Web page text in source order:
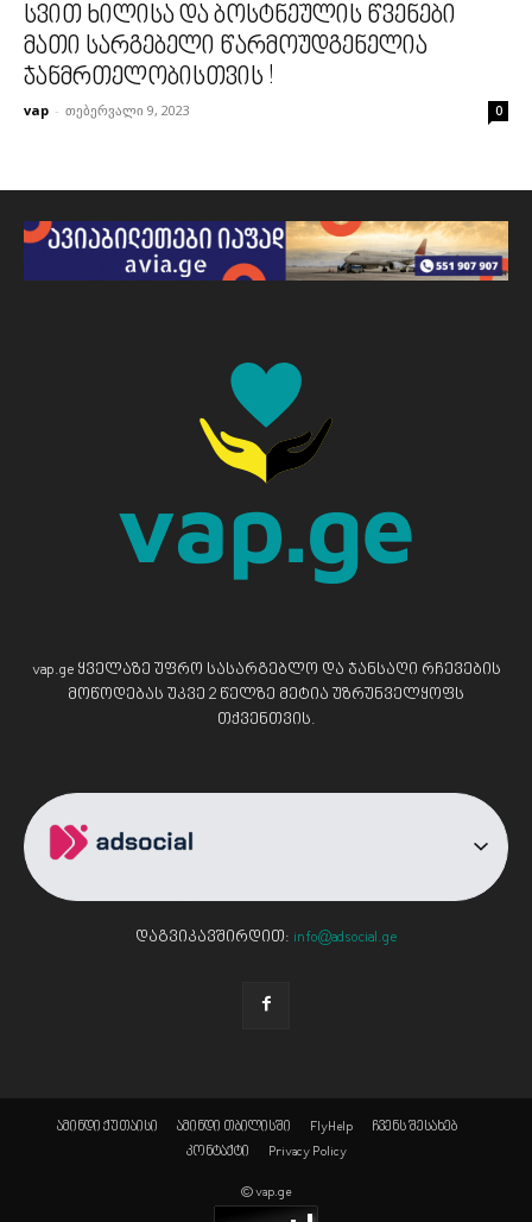
სვით ხილისა და ბოსტნეულის წვენები
მათი სარგებელი წარმოუდგენელია
ჯანმრთელობისთვის !
vap - თებერვალი 9, 2023 0
vap.ge ყველაზე უფრო სასარგებლო და ჯანსაღი რჩევების
მოწოდებას უკვე 2 წელზე მეტია უზრუნველყოფს
თქვენთვის.
დაგვიკავშირდით: info@adsocial.ge
ამინდი ქუთაისი ამინდი თბილისში FlyHelp
ჩვენს შესახებ
კონტაქტი
Privacy Policy
© vap.ge